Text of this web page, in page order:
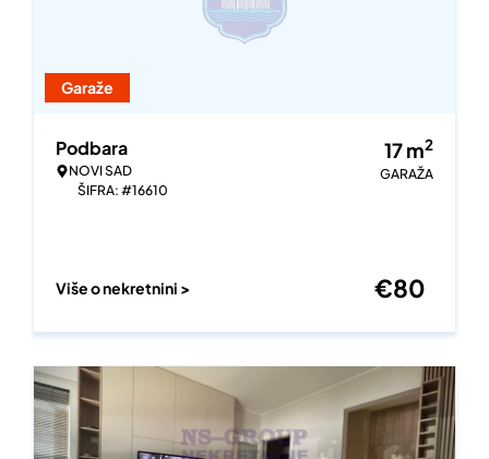
Garaže
Podbara
NOVI SAD
ŠIFRA: #16610
17m2
GARAŽA
Više o nekretnini > €80